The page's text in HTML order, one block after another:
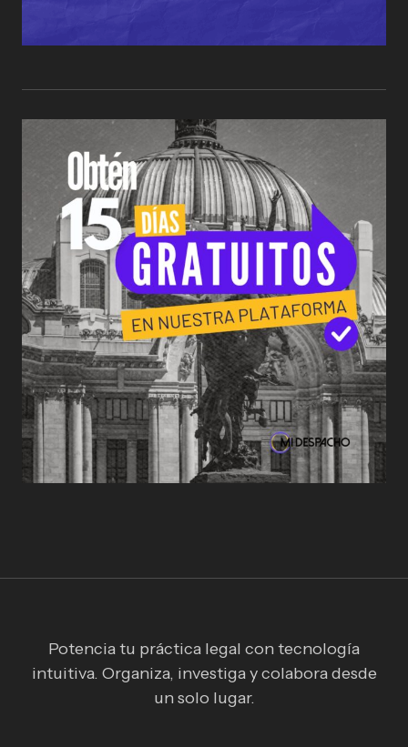
Potencia tu práctica legal con tecnología
intuitiva. Organiza, investiga y colabora desde
un solo lugar.